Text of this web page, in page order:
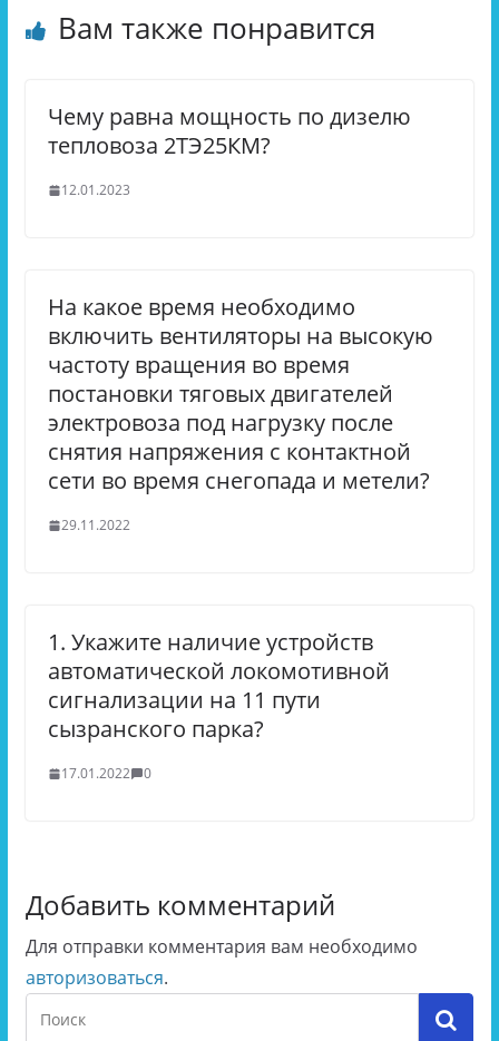
Вам также понравится
Чему равна мощность по дизелю
тепловоза 2ТЭ25КМ?
12.01.2023
На какое время необходимо
включить вентиляторы на высокую
частоту вращения во время
постановки тяговых двигателей
электровоза под нагрузку после
снятия напряжения с контактной
сети во время снегопада и метели?
29.11.2022
1. Укажите наличие устройств
автоматической локомотивной
сигнализации на 11 пути
сызранского парка?
17.01.2022 0
Добавить комментарий
Для отправки комментария вам необходимо
авторизоваться.